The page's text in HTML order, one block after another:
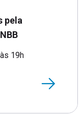
pela
19h